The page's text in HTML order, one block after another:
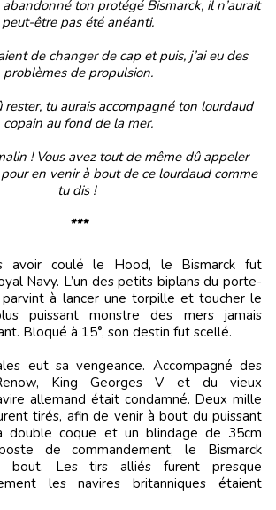
abandonné ton protégé Bismarck, il n’aurait
peut-être pas été anéanti.
de changer de cap et puis, j’ai eu des
problèmes de propulsion.
rester, tu aurais accompagné ton lourdaud
copain au fond de la mer.
! Vous avez tout de même dû appeler
en venir à bout de ce lourdaud comme
tu dis !
***
Navy. L’un des petits biplans du porte-
parvint à lancer une torpille et toucher le
puissant monstre des mers jamais
Bloqué à 15°, son destin fut scellé.
eut sa vengeance. Accompagné des
King Georges V et du vieux
allemand était condamné. Deux mille
tirés, afin de venir à bout du puissant
double coque et un blindage de 35cm
de commandement, le Bismarck
bout. Les tirs alliés furent presque
les navires britanniques étaient